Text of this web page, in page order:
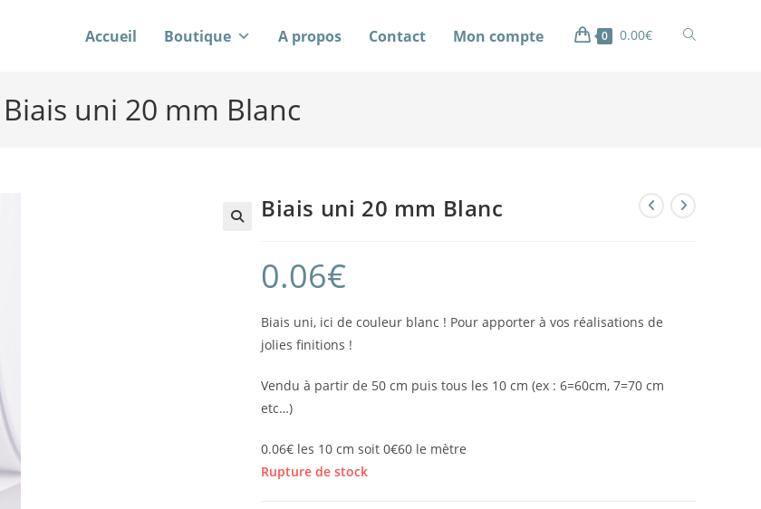
Accueil Boutique A propos Contact Mon compte 0 0.00€
Biais uni 20 mm Blanc
Biais uni 20 mm Blanc
0.06€
Biais uni, ici de couleur blanc ! Pour apporter à vos réalisations de
jolies finitions !
Vendu à partir de 50 cm puis tous les 10 cm (ex : 6=60cm, 7=70 cm
etc…)
0.06€ les 10 cm soit 0€60 le mètre
Rupture de stock